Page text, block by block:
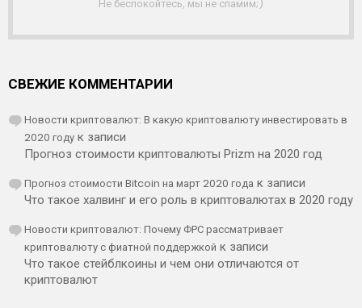
Не беспокойтесь, мы не спамим;)
СВЕЖИЕ КОММЕНТАРИИ
Новости криптовалют: В какую криптовалюту инвестировать в
2020 году к записи
Прогноз стоимости криптовалюты Prizm на 2020 год
Прогноз стоимости Bitcoin на март 2020 года к записи
Что такое халвинг и его роль в криптовалютах в 2020 году
Новости криптовалют: Почему ФРС рассматривает
криптовалюту с фиатной поддержкой к записи
Что такое стейблкоины и чем они отличаются от
криптовалют